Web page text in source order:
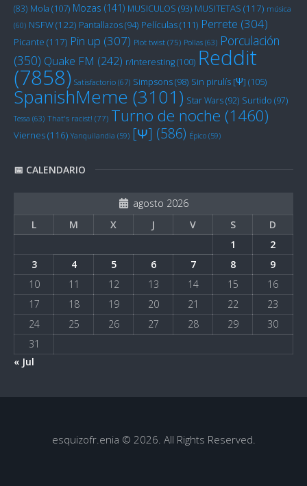
(83) Mola (107) Mozas (141) MUSICULOS (93) MUSITETAS (117) música
(60) NSFW(122) Pantallazos(94) Películas(111) Perrete (304)
Picante (117) Pin up (307) Plot twist (75) Pollas (63) Porculación
(350) Quake FM (242) r/Interesting(100) Reddit
(7858) Satisfactorio (67) Simpsons(98) Sin pirulís [Ψ] (105)
SpanishMeme (3101) Star Wars(92) Surtido (97)
Tessa (63) That's racist! (77) Turno de noche (1460)
Viernes(116) Yanquilandia (59) [Ψ] (586) Épico (59)
📅 CALENDARIO
agosto 2026
L
M X J V S
D
1
2
3
4 5 6 7 8
9
10
11 12 13 14 15
16
17
18 19 20 21 22
23
24
25 26 27 28 29
30
31
« Jul
esquizofr.enia © 2026. All Rights Reserved.